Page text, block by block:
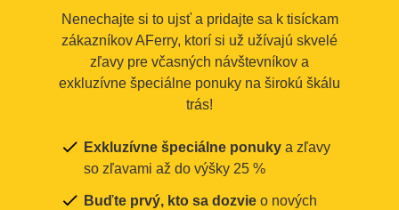
Nenechajte si to ujsť a pridajte sa k tisíckam
zákazníkov AFerry, ktorí si už užívajú skvelé
zľavy pre včasných návštevníkov a
exkluzívne špeciálne ponuky na širokú škálu
trás!
Exkluzívne špeciálne ponuky a zľavy
so zľavami až do výšky 25 %
Buďte prvý, kto sa dozvie o nových